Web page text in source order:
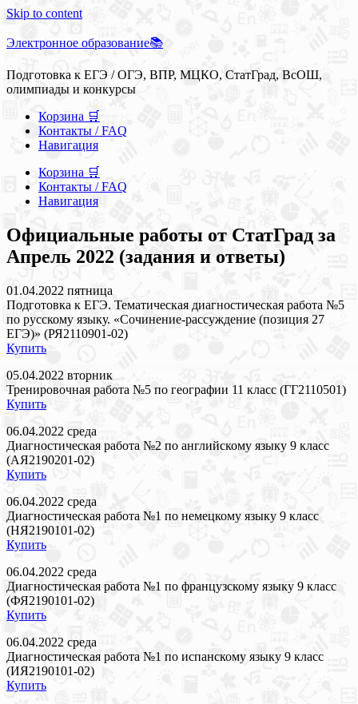
Skip to content
Электронное образование📚
Подготовка к ЕГЭ / ОГЭ, ВПР, МЦКО, СтатГрад, ВсОШ,
олимпиады и конкурсы
Корзина 🛒
Контакты / FAQ
Навигация
Корзина 🛒
Контакты / FAQ
Навигация
Официальные работы от СтатГрад за
Апрель 2022 (задания и ответы)
01.04.2022 пятница
Подготовка к ЕГЭ. Тематическая диагностическая работа №5
по русскому языку. «Сочинение-рассуждение (позиция 27
ЕГЭ)» (РЯ2110901-02)
Купить
05.04.2022 вторник
Тренировочная работа №5 по географии 11 класс (ГГ2110501)
Купить
06.04.2022 среда
Диагностическая работа №2 по английскому языку 9 класс
(АЯ2190201-02)
Купить
06.04.2022 среда
Диагностическая работа №1 по немецкому языку 9 класс
(НЯ2190101-02)
Купить
06.04.2022 среда
Диагностическая работа №1 по французскому языку 9 класс
(ФЯ2190101-02)
Купить
06.04.2022 среда
Диагностическая работа №1 по испанскому языку 9 класс
(ИЯ2190101-02)
Купить